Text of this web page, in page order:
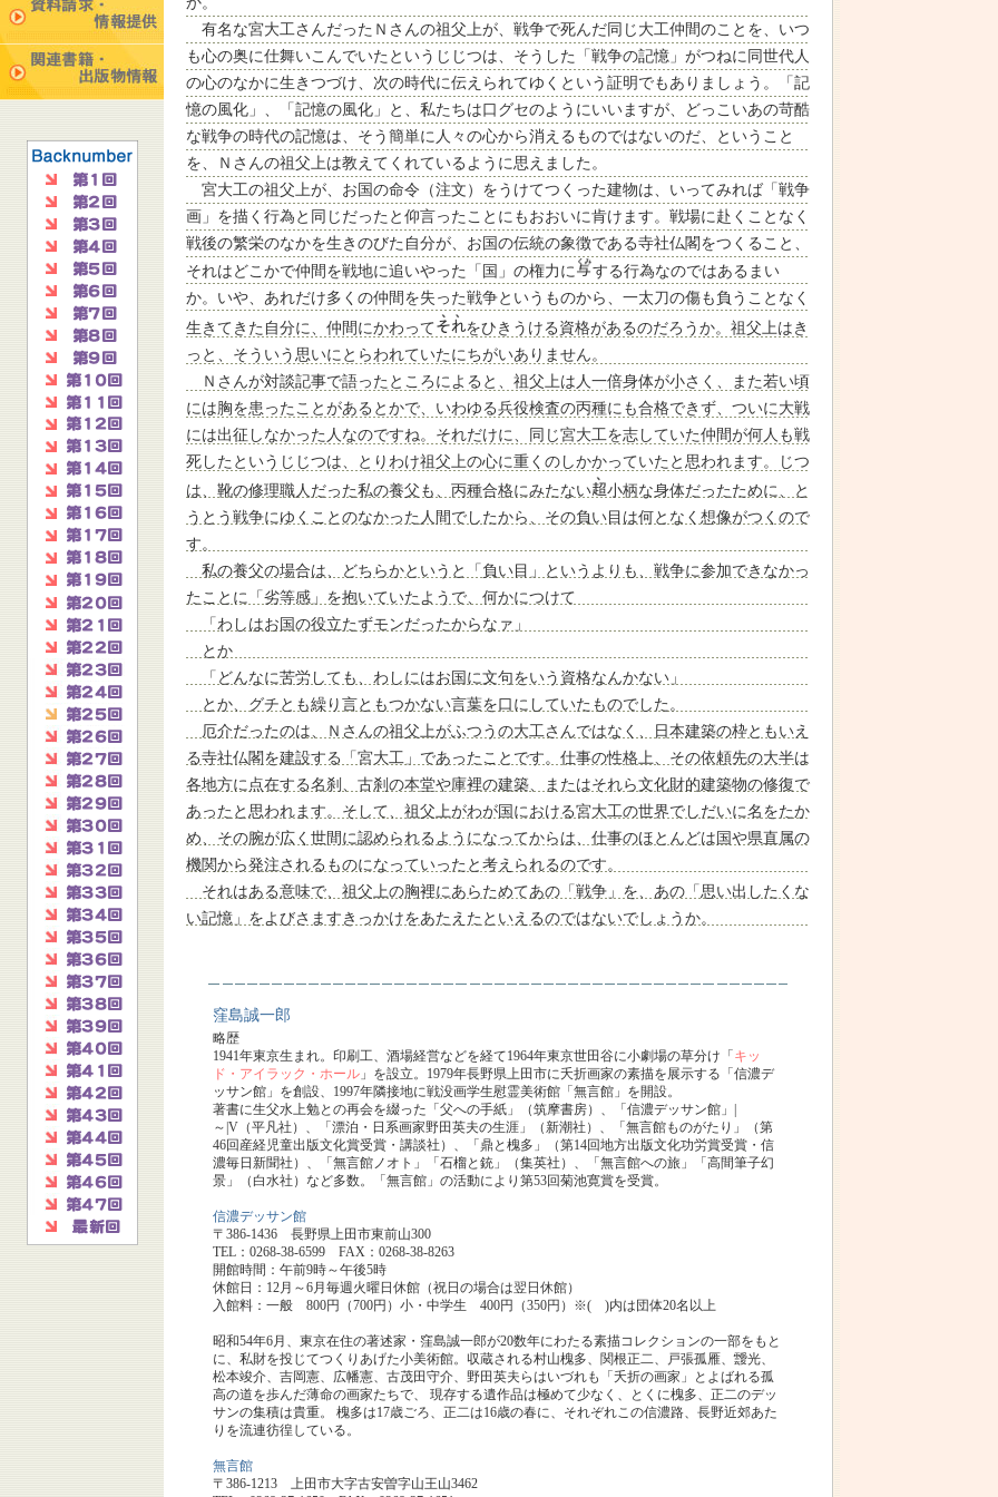
有名な宮大工さんだったＮさんの祖父上が、戦争で死んだ同じ大工仲間のことを、いつ
も心の奥に仕舞いこんでいたというじじつは、そうした「戦争の記憶」がつねに同世代人
の心のなかに生きつづけ、次の時代に伝えられてゆくという証明でもありましょう。「記
憶の風化」、「記憶の風化」と、私たちは口グセのようにいいますが、どっこいあの苛酷
な戦争の時代の記憶は、そう簡単に人々の心から消えるものではないのだ、ということ
を、Ｎさんの祖父上は教えてくれているように思えました。
宮大工の祖父上が、お国の命令（注文）をうけてつくった建物は、いってみれば「戦争
画」を描く行為と同じだったと仰言ったことにもおおいに肯けます。戦場に赴くことなく
戦後の繁栄のなかを生きのびた自分が、お国の伝統の象徴である寺社仏閣をつくること、
それはどこかで仲間を戦地に追いやった「国」の権力に
する行為なのではあるまい
か。いや、あれだけ多くの仲間を失った戦争というものから、一太刀の傷も負うことなく
生きてきた自分に、仲間にかわって
をひきうける資格があるのだろうか。祖父上はき
っと、そういう思いにとらわれていたにちがいありません。
Ｎさんが対談記事で語ったところによると、祖父上は人一倍身体が小さく、また若い頃
には胸を患ったことがあるとかで、いわゆる兵役検査の丙種にも合格できず、ついに大戦
には出征しなかった人なのですね。それだけに、同じ宮大工を志していた仲間が何人も戦
死したというじじつは、とりわけ祖父上の心に重くのしかかっていたと思われます。じつ
は、靴の修理職人だった私の養父も、丙種合格にみたない
小柄な身体だったために、と
うとう戦争にゆくことのなかった人間でしたから、その負い目は何となく想像がつくので
す。
私の養父の場合は、どちらかというと「負い目」というよりも、戦争に参加できなかっ
たことに「劣等感」を抱いていたようで、何かにつけて
「わしはお国の役立たずモンだったからなァ」
とか
「どんなに苦労しても、わしにはお国に文句をいう資格なんかない」
とか、グチとも繰り言ともつかない言葉を口にしていたものでした。
厄介だったのは、Ｎさんの祖父上がふつうの大工さんではなく、日本建築の枠ともいえ
る寺社仏閣を建設する「宮大工」であったことです。仕事の性格上、その依頼先の大半は
各地方に点在する名刹、古刹の本堂や庫裡の建築、またはそれら文化財的建築物の修復で
あったと思われます。そして、祖父上がわが国における宮大工の世界でしだいに名をたか
め、その腕が広く世間に認められるようになってからは、仕事のほとんどは国や県直属の
機関から発注されるものになっていったと考えられるのです。
それはある意味で、祖父上の胸裡にあらためてあの「戦争」を、あの「思い出したくな
い記憶」をよびさますきっかけをあたえたといえるのではないでしょうか。
窪島誠一郎
略歴
1941年東京生まれ。印刷工、酒場経営などを経て1964年東京世田谷に小劇場の草分け「 キッ
ド・アイラック・ホール 」を設立。1979年長野県上田市に夭折画家の素描を展示する「信濃デ
ッサン館」を創設、1997年隣接地に戦没画学生慰霊美術館「無言館」を開設。
著書に生父水上勉との再会を綴った「父への手紙」（筑摩書房）、「信濃デッサン館」|
～|V（平凡社）、「漂泊・日系画家野田英夫の生涯」（新潮社）、「無言館ものがたり」（第
46回産経児童出版文化賞受賞・講談社）、「鼎と槐多」（第14回地方出版文化功労賞受賞・信
濃毎日新聞社）、「無言館ノオト」「石榴と銃」（集英社）、「無言館への旅」「高間筆子幻
景」（白水社）など多数。「無言館」の活動により第53回菊池寛賞を受賞。
信濃デッサン館
〒386-1436 長野県上田市東前山300
TEL：0268-38-6599 FAX：0268-38-8263
開館時間：午前9時～午後5時
休館日：12月～6月毎週火曜日休館（祝日の場合は翌日休館）
入館料：一般 800円（700円）小・中学生 400円（350円）※( )内は団体20名以上
昭和54年6月、東京在住の著述家・窪島誠一郎が20数年にわたる素描コレクションの一部をもと
に、私財を投じてつくりあげた小美術館。収蔵される村山槐多、関根正二、戸張孤雁、靉光、
松本竣介、吉岡憲、広幡憲、古茂田守介、野田英夫らはいづれも「夭折の画家」とよばれる孤
高の道を歩んだ薄命の画家たちで、 現存する遺作品は極めて少なく、とくに槐多、正二のデッ
サンの集積は貴重。 槐多は17歳ごろ、正二は16歳の春に、それぞれこの信濃路、長野近郊あた
りを流連彷徨している。
無言館
〒386-1213 上田市大字古安曽字山王山3462